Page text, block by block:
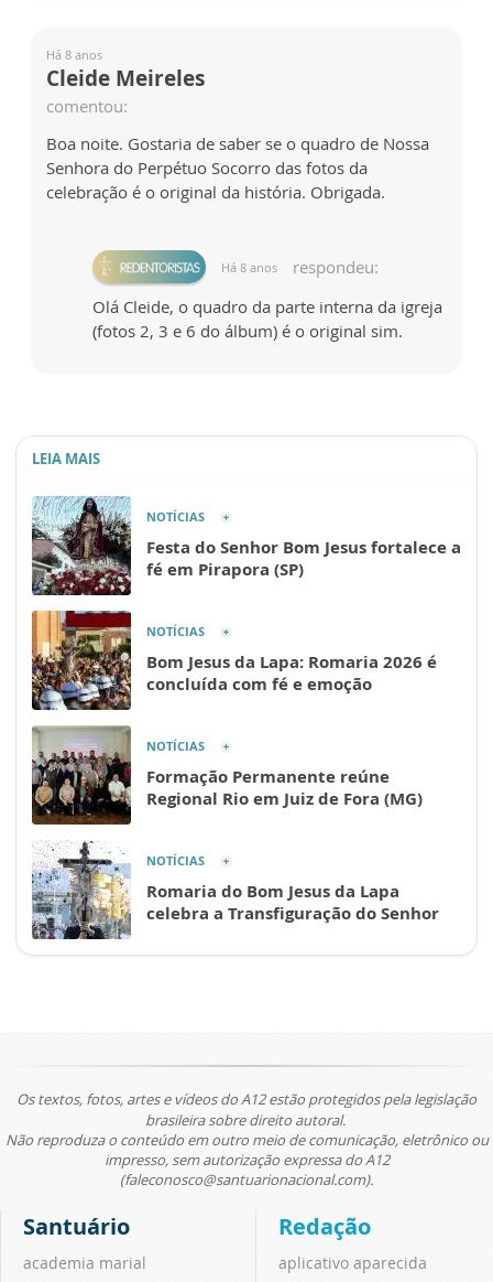
Há 8 anos
Cleide Meireles
comentou:
Boa noite. Gostaria de saber se o quadro de Nossa
Senhora do Perpétuo Socorro das fotos da
celebração é o original da história. Obrigada.
Há 8 anos
respondeu:
Olá Cleide, o quadro da parte interna da igreja
(fotos 2, 3 e 6 do álbum) é o original sim.
LEIA MAIS
NOTÍCIAS
Festa do Senhor Bom Jesus fortalece a
fé em Pirapora (SP)
NOTÍCIAS
Bom Jesus da Lapa: Romaria 2026 é
concluída com fé e emoção
NOTÍCIAS
Formação Permanente reúne
Regional Rio em Juiz de Fora (MG)
NOTÍCIAS
Romaria do Bom Jesus da Lapa
celebra a Transfiguração do Senhor
Os textos, fotos, artes e vídeos do A12 estão protegidos pela legislação
brasileira sobre direito autoral.
Não reproduza o conteúdo em outro meio de comunicação, eletrônico ou
impresso, sem autorização expressa do A12
(faleconosco@santuarionacional.com).
Santuário
academia marial
Redação
aplicativo aparecida